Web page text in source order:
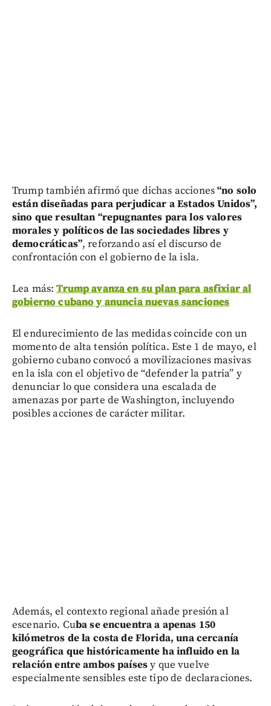
Trump también afirmó que dichas acciones“no solo
están diseñadas para perjudicar a Estados Unidos”,
sino que resultan “repugnantes para los valores
morales y políticos de las sociedades libres y
democráticas”, reforzando así el discurso de
confrontación con el gobierno de la isla.
Lea más:Trump avanza en su plan para asfixiar al
gobierno cubano y anuncia nuevas sanciones
El endurecimiento de las medidas coincide con un
momento de alta tensión política. Este 1 de mayo, el
gobierno cubano convocó a movilizaciones masivas
en la isla con el objetivo de “defender la patria” y
denunciar lo que considera una escalada de
amenazas por parte de Washington, incluyendo
posibles acciones de carácter militar.
Además, el contexto regional añade presión al
escenario. Cuba se encuentra a apenas 150
kilómetros de la costa de Florida, una cercanía
geográfica que históricamente ha influido en la
relación entre ambos paísesy que vuelve
especialmente sensibles este tipo de declaraciones.